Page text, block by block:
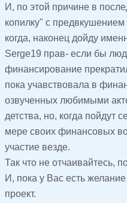
И, по этой причине в
копилку" с
когда, наконец дойду
Serge19 прав- если бы
финансирование
пока учавствовала в
озвученных любимыми
детства, но, когда пойдут
мере своих финансовых
участие везде.
Так что не отчаивайтесь,
И, пока у Вас есть
проект.